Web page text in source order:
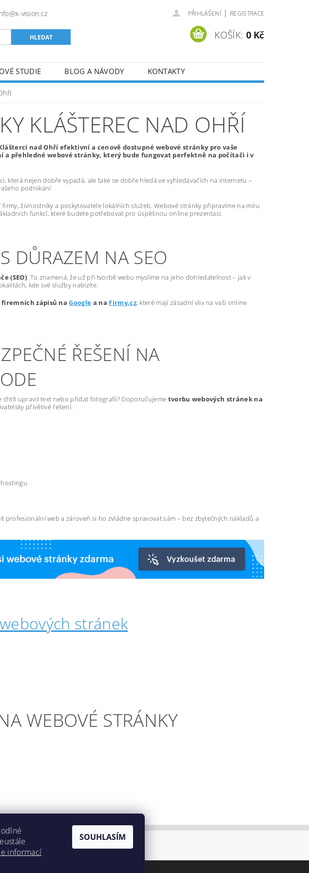
vision.cz PŘIHLÁŠENÍ | REGISTRACE
KOŠÍK: 0 Kč
STUDIE BLOG A NÁVODY KONTAKTY
KLÁŠTEREC NAD OHŘÍ
nad Ohří efektivní a cenově dostupné webové stránky pro vaše
a přehledné webové stránky, který bude fungovat perfektně na počítači i v
která nejen dobře vypadá, ale také se dobře hledá ve vyhledávačích na internetu –
podnikání.
živnostníky a poskytovatele lokálních služeb. Webové stránky připravíme na míru
funkcí, které budete potřebovat pro úspěšnou online prezentaci.
DŮRAZEM NA SEO
(SEO). To znamená, že už při tvorbě webu myslíme na jeho dohledatelnost – jak v
kde své služby nabízíte.
firemních zápisů naGoogle a na Firmy.cz, které mají zásadní vliv na vaši online
ŘEŠENÍ NA
chtít upravit text nebo přidat fotografii? Doporučujeme tvorbu webových stránek na
přívětivé řešení.
web a zároveň si ho zvládne spravovat sám – bez zbytečných nákladů a
stránek
WEBOVÉ STRÁNKY
informací
SOUHLASÍM